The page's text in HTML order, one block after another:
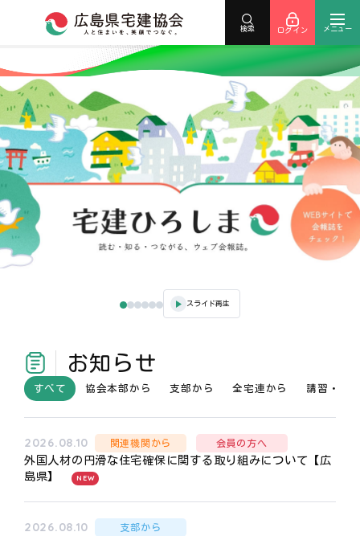
検索 ログイン メニュー
スライド再生
お知らせ
すべて 協会本部から 支部から 全宅連から 講習・研
2026.08.10 関連機関から 会員の方へ
外国人材の円滑な住宅確保に関する取り組みについて【広
島県】
NEW
2026.08.10 支部から